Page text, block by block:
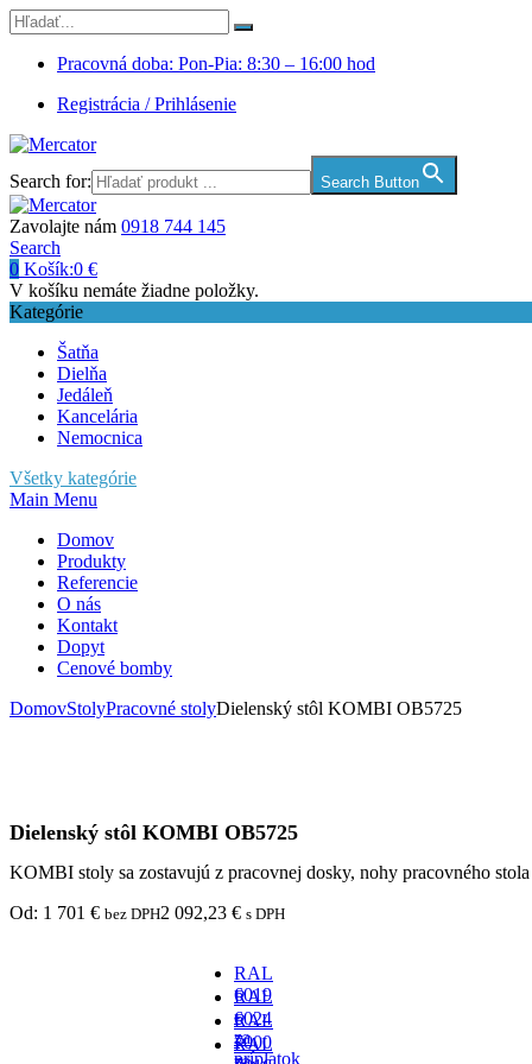
Pracovná doba: Pon-Pia: 8:30 – 16:00 hod
Registrácia / Prihlásenie
Search for: Search Button
Zavolajte nám 0918 744 145
Search
0 Košík:0 €
V košíku nemáte žiadne položky.
Kategórie
Šatňa
Dielňa
Jedáleň
Kancelária
Nemocnica
Všetky kategórie
Main Menu
Domov
Produkty
Referencie
O nás
Kontakt
Dopyt
Cenové bomby
DomovStolyPracovné stolyDielenský stôl KOMBI OB5725
Dielenský stôl KOMBI OB5725
KOMBI stoly sa zostavujú z pracovnej dosky, nohy pracovného
Od: 1 701 € bez DPH2 092,23 € s DPH
RAL
6019
-
za
príplatok
RAL
6024
-
RAL
7000
RAL